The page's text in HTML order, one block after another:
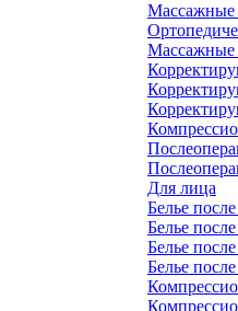
Массажные
Для лица
Белье
Белье
Белье
Белье